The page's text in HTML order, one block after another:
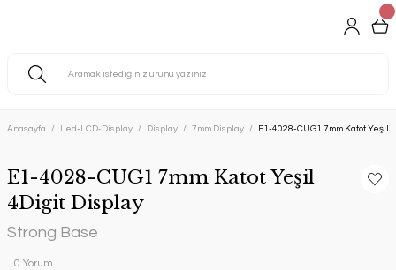
Anasayfa Led-LCD-Display Display 7mm Display E1-4028-CUG1 7mm Katot Yeşil
E1-4028-CUG1 7mm Katot Yeşil
4Digit Display
Strong Base
0 Yorum